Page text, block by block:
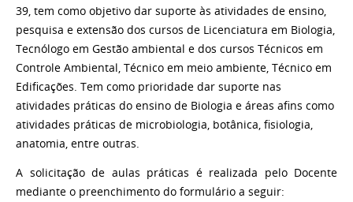
39, tem como objetivo dar suporte às atividades de ensino,
pesquisa e extensão dos cursos de Licenciatura em Biologia,
Tecnólogo em Gestão ambiental e dos cursos Técnicos em
Controle Ambiental, Técnico em meio ambiente, Técnico em
Edificações. Tem como prioridade dar suporte nas
atividades práticas do ensino de Biologia e áreas afins como
atividades práticas de microbiologia, botânica, fisiologia,
anatomia, entre outras.
A solicitação de aulas práticas é realizada pelo Docente
mediante o preenchimento do formulário a seguir: